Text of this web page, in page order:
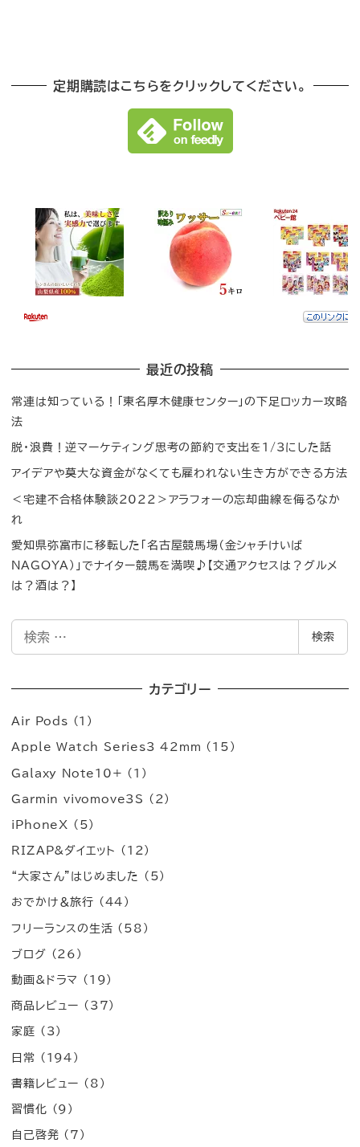
定期購読はこちらをクリックしてください。
最近の投稿
常連は知っている！「東名厚木健康センター」の下足ロッカー攻略
法
脱・浪費！逆マーケティング思考の節約で支出を1/3にした話
アイデアや莫大な資金がなくても雇われない生き方ができる方法
＜宅建不合格体験談2022＞アラフォーの忘却曲線を侮るなか
れ
愛知県弥富市に移転した「名古屋競馬場（金シャチけいば
NAGOYA）」でナイター競馬を満喫♪【交通アクセスは？グルメ
は？酒は？】
検索
カテゴリー
Air Pods (1)
Apple Watch Series3 42mm (15)
Galaxy Note10+ (1)
Garmin vivomove3S (2)
iPhoneX (5)
RIZAP&ダイエット (12)
“大家さん”はじめました (5)
おでかけ＆旅行 (44)
フリーランスの生活 (58)
ブログ (26)
動画&ドラマ (19)
商品レビュー (37)
家庭 (3)
日常 (194)
書籍レビュー (8)
習慣化 (9)
自己啓発 (7)